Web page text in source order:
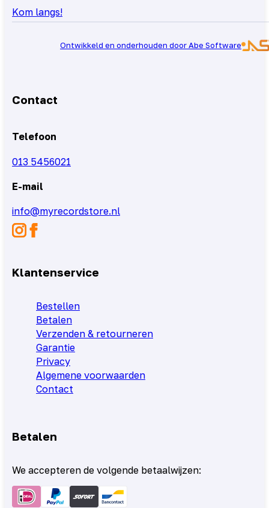
Kom langs!
Ontwikkeld en onderhouden door Abe Software
Contact
Telefoon
013 5456021
E-mail
info@myrecordstore.nl
Klantenservice
Bestellen
Betalen
Verzenden & retourneren
Garantie
Privacy
Algemene voorwaarden
Contact
Betalen
We accepteren de volgende betaalwijzen: